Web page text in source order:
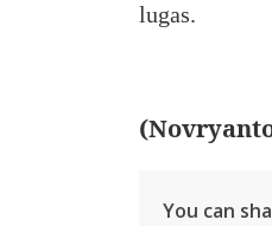
lugas.
You can